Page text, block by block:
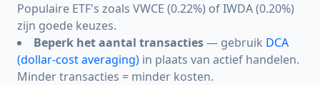
Populaire ETF's zoals VWCE (0.22%) of IWDA (0.20%)
zijn goede keuzes.
Beperk het aantal transacties— gebruik DCA
(dollar-cost averaging) in plaats van actief handelen.
Minder transacties = minder kosten.